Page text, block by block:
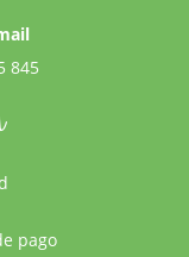
pago
845